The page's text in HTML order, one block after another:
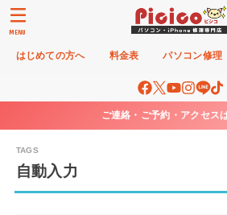
はじめての方へ 料金表 パソコン修理
MENU
ご連絡・ご予約・アクセス
自動入力